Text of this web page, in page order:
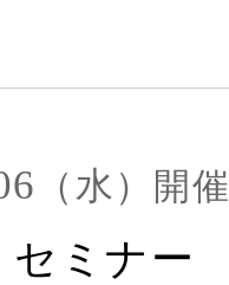
（水） 開催
セミナー